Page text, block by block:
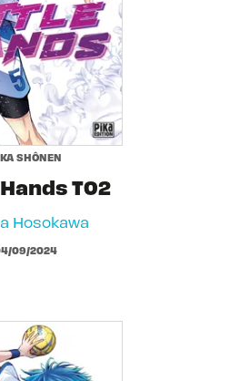
SHÔNEN
T02
Hosokawa
09/2024